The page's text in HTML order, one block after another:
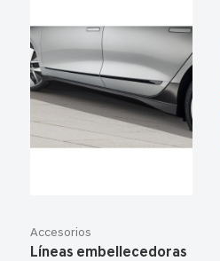
Accesorios
Líneas embellecedoras